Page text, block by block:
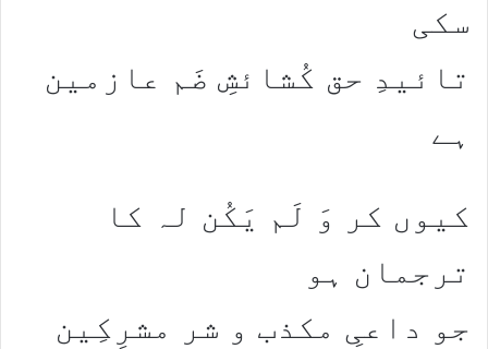
سکی
تائیدِ حق کُشائشِ ضَم عازمین
ہے
کیوں کر وَ لَم یَکُن لہ کا
ترجمان ہو
جو داعیِ مکذب و شر مشرِکِین